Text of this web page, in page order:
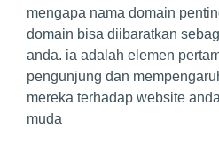
mengapa nama domain
domain bisa diibaratkan
anda. ia adalah elemen
pengunjung dan
mereka terhadap website
muda